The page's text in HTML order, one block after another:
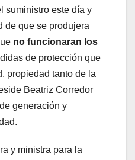
suministro este día y
de que se produjera
no funcionaran los
de protección que
propiedad tanto de la
Beatriz Corredor
generación y
y ministra para la